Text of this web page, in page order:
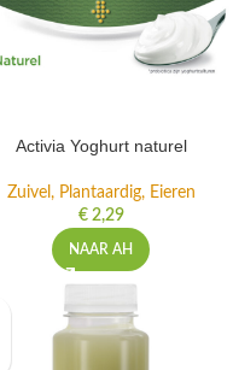
Activia Yoghurt naturel
Zuivel, Plantaardig, Eieren
€2,29
NAAR AH